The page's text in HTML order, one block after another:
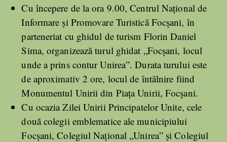
Cu începere de la ora 9.00, Centrul Național de
Informare și Promovare Turistică Focșani, în
parteneriat cu ghidul de turism Florin Daniel
Sima, organizează turul ghidat „Focșani, locul
unde a prins contur Unirea”. Durata turului este
de aproximativ 2 ore, locul de întâlnire fiind
Monumentul Unirii din Piața Unirii, Focșani.
Cu ocazia Zilei Unirii Principatelor Unite, cele
două colegii emblematice ale municipiului
Focșani, Colegiul Naţional „Unirea” și Colegiul